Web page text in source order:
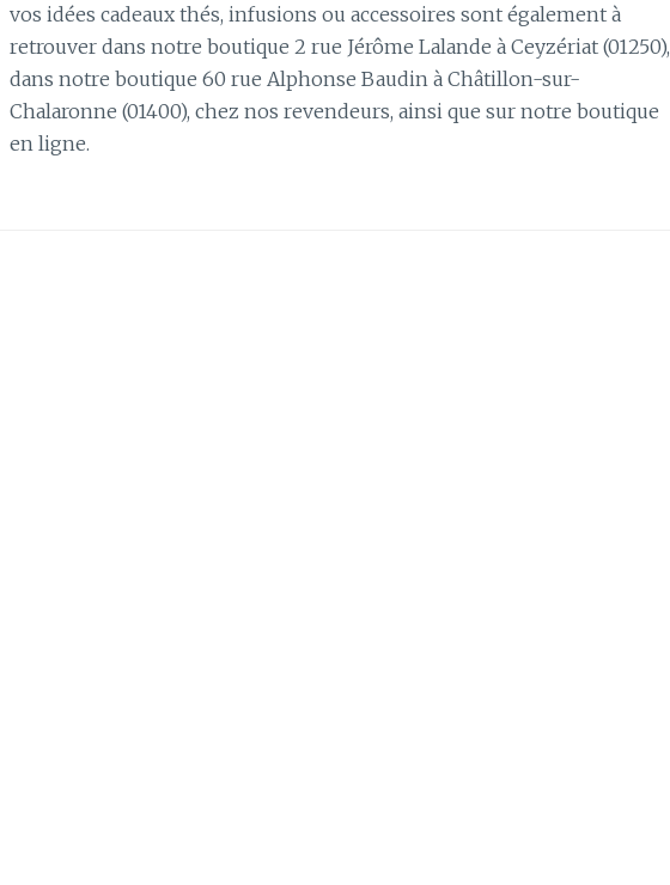
vos idées cadeaux thés, infusions ou accessoires sont également à
retrouver dans notre boutique 2 rue Jérôme Lalande à Ceyzériat (01250),
dans notre boutique 60 rue Alphonse Baudin à Châtillon-sur-
Chalaronne (01400), chez nos revendeurs, ainsi que sur notre boutique
en ligne.